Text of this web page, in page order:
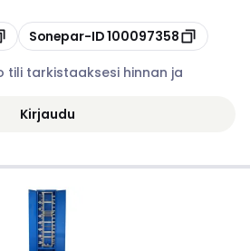
Kopioi
Sonepar-ID100097358
tili tarkistaaksesi hinnan ja
Kirjaudu